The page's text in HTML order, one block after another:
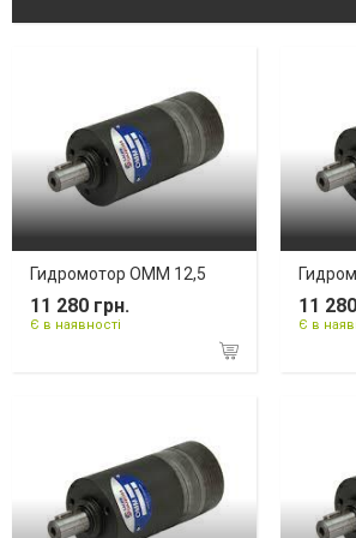
Гидромотор OMM 12,5
11 280 грн.
Є в наявності
11
Є в